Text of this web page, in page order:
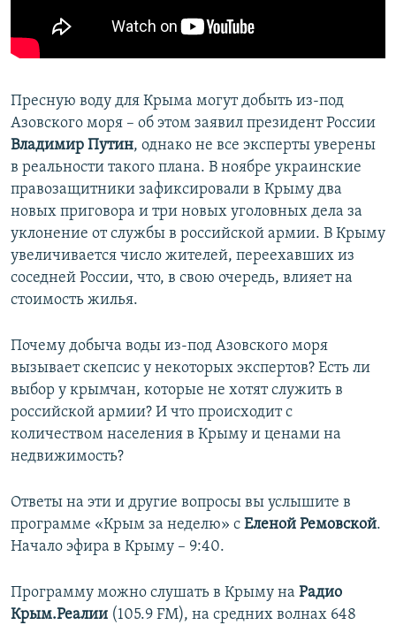
ПОБЕДИТЕЛЕЙ НЕ СУДЯТ?
КРЫМ.НЕПОКОРЕННЫЙ
УКРАИНСКАЯ ПРОБЛЕМА КРЫМА
ПРИСОЕДИНЯЙТЕСЬ!
Все сайты RFE/RL
Пресную воду для Крыма могут добыть из-под
Азовского моря – об этом заявил президент России
Владимир Путин, однако не все эксперты уверены
в реальности такого плана. В ноябре украинские
правозащитники зафиксировали в Крыму два
новых приговора и три новых уголовных дела за
уклонение от службы в российской армии. В Крыму
увеличивается число жителей, переехавших из
соседней России, что, в свою очередь, влияет на
стоимость жилья.
Почему добыча воды из-под Азовского моря
вызывает скепсис у некоторых экспертов? Есть ли
выбор у крымчан, которые не хотят служить в
российской армии? И что происходит с
количеством населения в Крыму и ценами на
недвижимость?
Ответы на эти и другие вопросы вы услышите в
программе «Крым за неделю» с Еленой Ремовской.
Начало эфира в Крыму – 9:40.
Программу можно слушать в Крыму на Радио
Крым.Реалии (105.9 FM), на средних волнах 648